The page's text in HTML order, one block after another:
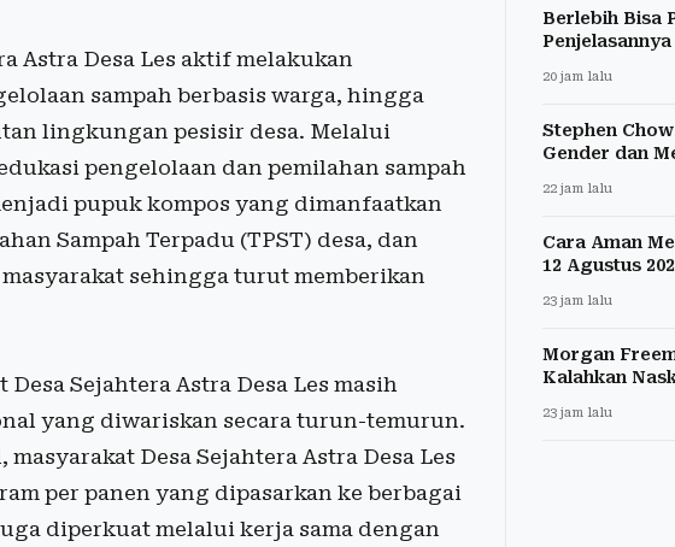
Astra Desa Les aktif melakukan
sampah berbasis warga, hingga
lingkungan pesisir desa. Melalui
pengelolaan dan pemilahan sampah
pupuk kompos yang dimanfaatkan
Sampah Terpadu (TPST) desa, dan
sehingga turut memberikan
Sejahtera Astra Desa Les masih
yang diwariskan secara turun-temurun.
Desa Sejahtera Astra Desa Les
per panen yang dipasarkan ke berbagai
diperkuat melalui kerja sama dengan
Berlebih Bisa
Penjelasannya
20 jam lalu
Stephen
Gender dan
22 jam lalu
Cara Aman
12 Agustus
23 jam lalu
Morgan
Kalahkan
23 jam lalu